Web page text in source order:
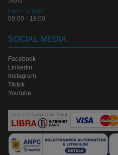
Luni - Vineri:
09:00 - 18:00
SOCIAL MEDIA
Facebook
Linkedin
Instagram
Tiktok
Youtube